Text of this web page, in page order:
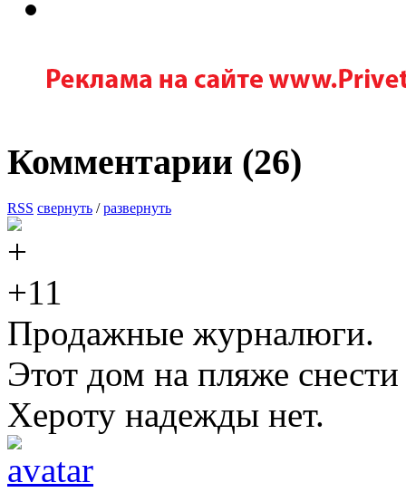
Комментарии (26)
RSS свернуть /развернуть
+11
Продажные журналюги.
Этот дом на пляже
Хероту надежды нет.